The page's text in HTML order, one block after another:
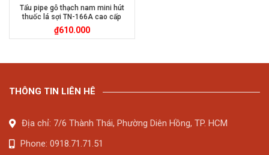
Tẩu pipe gỗ thạch nam mini hút
thuốc lá sợi TN-166A cao cấp
₫610.000
THÔNG TIN LIÊN HÊ
Địa chỉ: 7/6 Thành Thái, Phường Diên Hồng, TP. HCM
Phone: 0918.71.71.51